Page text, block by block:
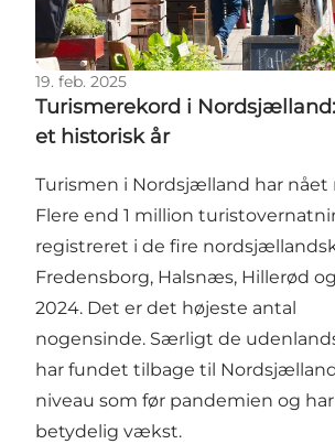
19. feb. 2025
Turismerekord i
et historisk år
Turismen i Nordsjælland har nået
Flere end 1 million
registreret i de fire
Fredensborg, Halsnæs, Hillerød
2024. Det er det højeste antal
nogensinde. Særligt de
har fundet tilbage til
niveau som før pandemien og
betydelig vækst.